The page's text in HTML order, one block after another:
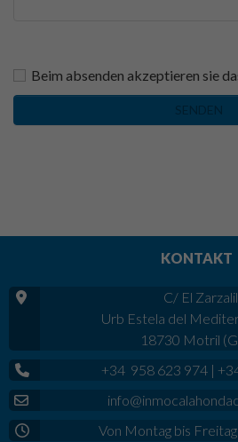
Beim absenden akzeptieren sie
SENDEN
KONTAKT
C/ El
Urb Estela del
18730 Motril
+34 958 623 974|
Von Montag bis